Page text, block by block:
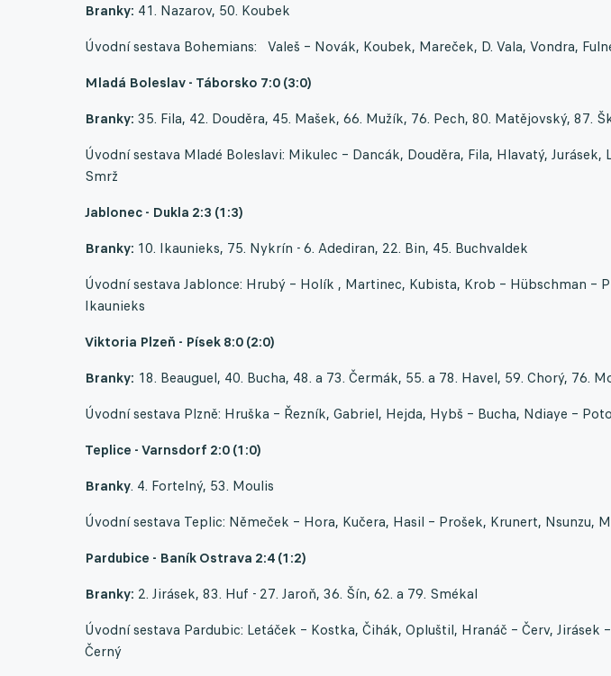
Branky: 41. Nazarov, 50. Koubek
Úvodní sestava Bohemians: Valeš – Novák, Koubek, Mareček, D. Vala, Vondra,
Mladá Boleslav - Táborsko 7:0 (3:0)
Branky: 35. Fila, 42. Douděra, 45. Mašek, 66. Mužík, 76. Pech, 80. Matějovský, 87.
Úvodní sestava Mladé Boleslavi: Mikulec – Dancák, Douděra, Fila, Hlavatý, Jurásek,
Smrž
Jablonec - Dukla 2:3 (1:3)
Branky: 10. Ikaunieks, 75. Nykrín - 6. Adediran, 22. Bin, 45. Buchvaldek
Úvodní sestava Jablonce: Hrubý – Holík , Martinec, Kubista, Krob – Hübschman –
Ikaunieks
Viktoria Plzeň - Písek 8:0 (2:0)
Branky: 18. Beauguel, 40. Bucha, 48. a 73. Čermák, 55. a 78. Havel, 59. Chorý, 76.
Úvodní sestava Plzně: Hruška – Řezník, Gabriel, Hejda, Hybš – Bucha, Ndiaye –
Teplice - Varnsdorf 2:0 (1:0)
Branky. 4. Fortelný, 53. Moulis
Úvodní sestava Teplic: Němeček – Hora, Kučera, Hasil – Prošek, Krunert, Nsunzu,
Pardubice - Baník Ostrava 2:4 (1:2)
Branky: 2. Jirásek, 83. Huf - 27. Jaroň, 36. Šín, 62. a 79. Smékal
Úvodní sestava Pardubic: Letáček – Kostka, Čihák, Opluštil, Hranáč – Červ, Jirásek
Černý